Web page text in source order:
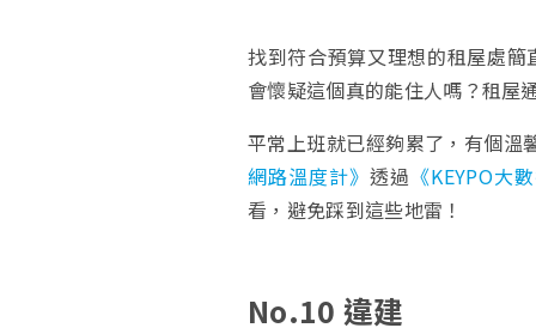
找到符合預算又理想的租屋處
會懷疑這個真的能住人嗎？租屋
平常上班就已經夠累了，有個溫
網路溫度計》透過 《KEYPO大
看，避免踩到這些地雷！
No.10 違建